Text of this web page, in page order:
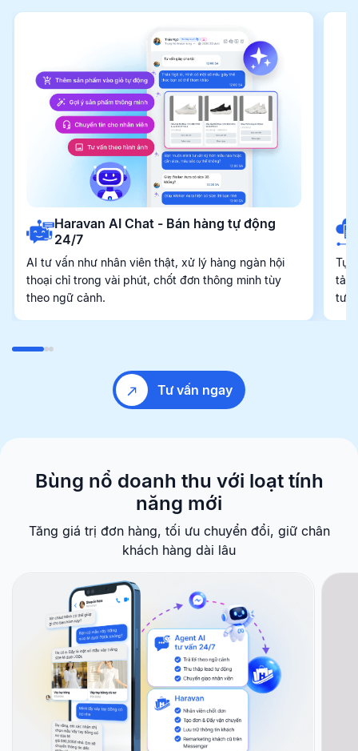
Haravan AI Chat - Bán hàng tự động
24/7
AI tư vấn như nhân viên thật, xử lý hàng ngàn hội
thoại chỉ trong vài phút, chốt đơn thông minh tùy
theo ngữ cảnh.
Tự
Tư vấn ngay
Bùng nổ doanh thu với loạt tính
năng mới
Tăng giá trị đơn hàng, tối ưu chuyển đổi, giữ chân
khách hàng dài lâu